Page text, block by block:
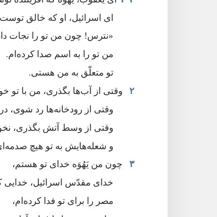
ای اسرائیل،‏ او که خالق
‏«نترس!‏ چون من تو را نجات
من تو را به اسم صدا کرده‌ام.‏
تو متعلّق به من هستی.‏
۲
وقتی از آب‌ها بگذری،‏ من با تو
وقتی از رودخانه‌ها رد
وقتی از وسط آتش بگذری،‏
و شعله‌هایش به تو هیچ
۳
چون من یَهُوَه خدای تو هستم،‏
خدای مقدّس اسرائیل،‏
مصر را برای تو فدا کرده‌ام،‏